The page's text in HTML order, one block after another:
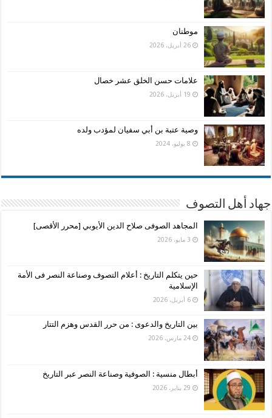
موطنان
26 أبريل، 2026
علامات حسن الخلق عشر خصال
19 أبريل، 2026
وصية عتبة بن أبي سفيان لمؤدب ولده
8 يوليو، 2024
جهاد أهل التصوف
المجاهد الصوفى صلاح الدين الأيوبي [محرر الأقصى]
3 مايو، 2026
حين يتكلم التاريخ : أعلام التصوف وصناعة النصر فى الأمة
الإسلامية
6 أبريل، 2026
بين التاريخ والدعوى : من حرر القدس وهزم التتار
24 مارس، 2026
أبطال منسية : الصوفية وصناعة النصر عبر التاريخ
29 يناير، 2026